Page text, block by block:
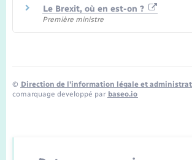
Le Brexit, où en est-on ?
Première ministre
© Direction de l’information légale et
comarquage developpé par baseo.io